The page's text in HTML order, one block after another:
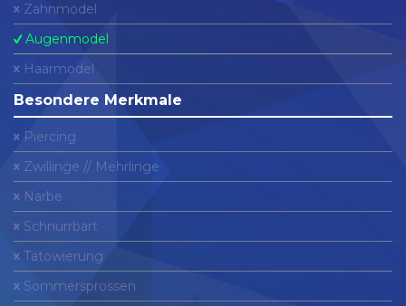
Zahnmodel
Augenmodel
Haarmodel
Besondere Merkmale
Piercing
Zwillinge // Mehrlinge
Narbe
Schnurrbart
Tätowierung
Sommersprossen